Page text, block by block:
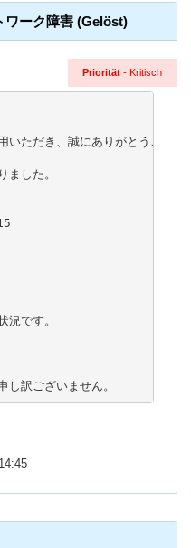
ワーク障害 (Gelöst)
Priorität - Kritisch
いただき、誠にありがとうござい
ました。
況です。
し訳ございません。